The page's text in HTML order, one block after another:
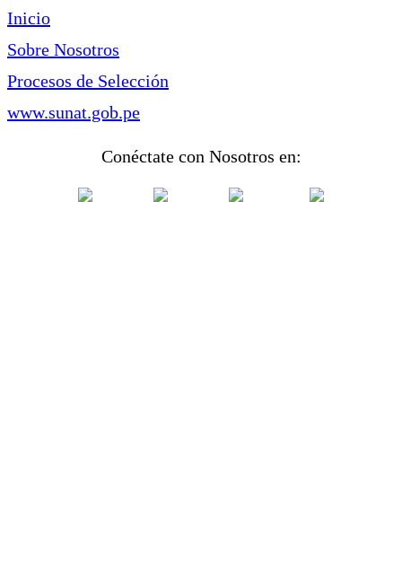
Inicio
Sobre Nosotros
Procesos de Selección
www.sunat.gob.pe
Conéctate con Nosotros en: